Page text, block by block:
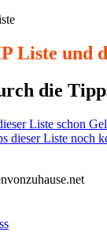
Liste und
die
Liste schon
dieser Liste noch